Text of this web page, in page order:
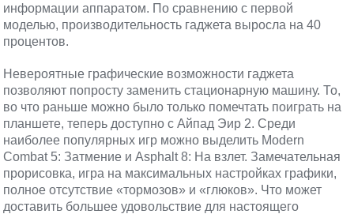
информации аппаратом. По сравнению с первой
моделью, производительность гаджета выросла на 40
процентов.
Невероятные графические возможности гаджета
позволяют попросту заменить стационарную машину. То,
во что раньше можно было только помечтать поиграть на
планшете, теперь доступно с Айпад Эир 2. Среди
наиболее популярных игр можно выделить Modern
Combat 5: Затмение и Asphalt 8: На взлет. Замечательная
прорисовка, игра на максимальных настройках графики,
полное отсутствие «тормозов» и «глюков». Что может
доставить большее удовольствие для настоящего